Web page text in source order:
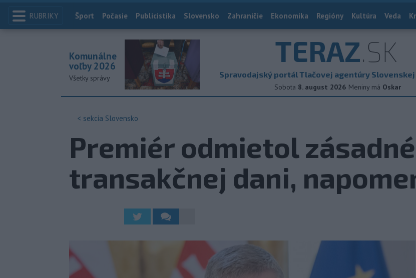
RUBRIKY Index
Šport Počasie Publicistika Slovensko Zahraničie Ekonomika Regióny Kultúra Veda
TERAZ.SK
Spravodajský portál Tlačovej agentúry
Sobota 8. august 2026 Meniny má Oskar
Komunálne
voľby 2026
Všetky správy
< sekcia Slovensko
Premiér odmietol
transakčnej dani,